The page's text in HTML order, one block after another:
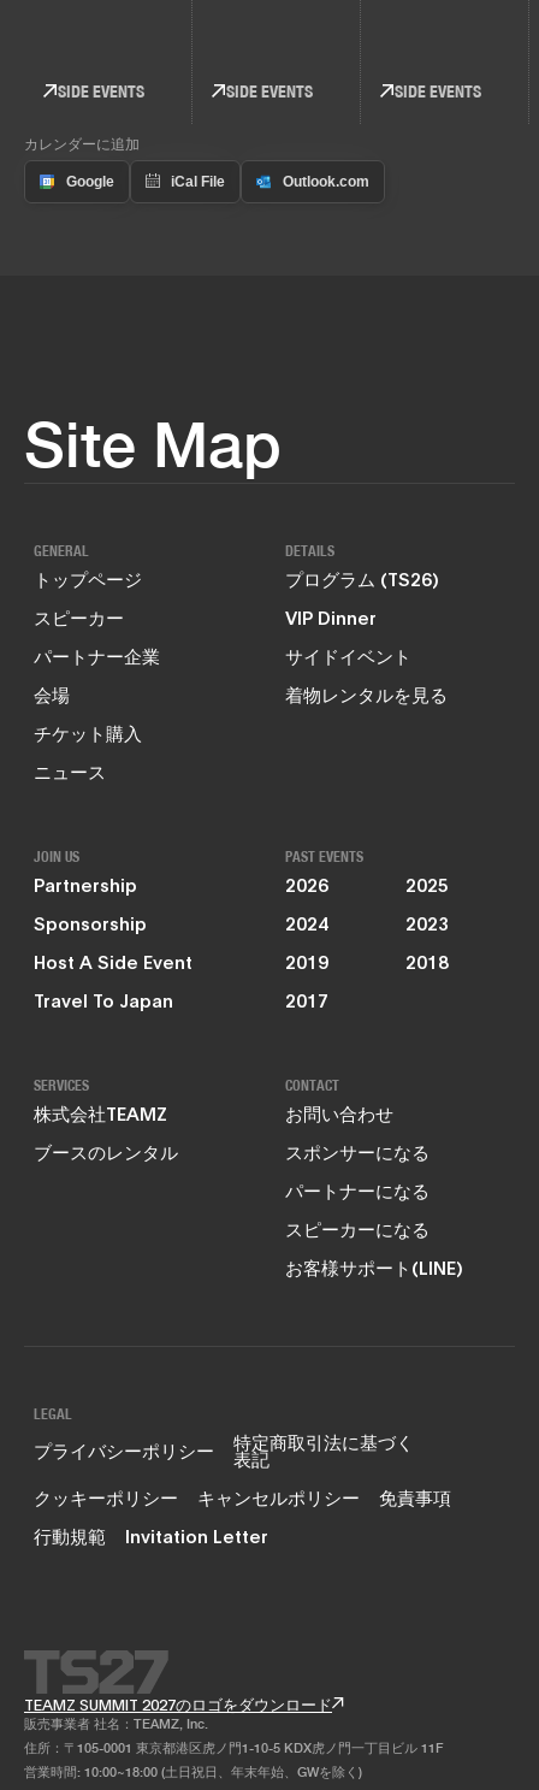
SIDE EVENTS SIDE EVENTS SIDE EVENTS
カレンダーに追加
Site Map
GENERAL
トップページ
スピーカー
パートナー企業
会場
チケット購入
ニュース
DETAILS
プログラム (TS26)
VIP Dinner
サイドイベント
着物レンタルを見る
JOIN US
Partnership
Sponsorship
Host A Side Event
Travel To Japan
PAST EVENTS
2026
2025
2024
2023
2019
2018
2017
SERVICES
株式会社TEAMZ
ブースのレンタル
CONTACT
お問い合わせ
スポンサーになる
パートナーになる
スピーカーになる
お客様サポート(LINE)
LEGAL
プライバシーポリシー 特定商取引法に基づく
表記
クッキーポリシー
キャンセルポリシー
免責事項
行動規範
Invitation Letter
TEAMZ SUMMIT 2027のロゴをダウンロード
販売事業者 社名：TEAMZ, Inc.
住所：〒105-0001 東京都港区虎ノ門1-10-5 KDX虎ノ門一丁目ビル 11F
営業時間: 10:00~18:00 (土日祝日、年末年始、GWを除く)